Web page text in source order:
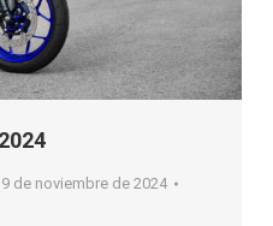
de noviembre de 2024